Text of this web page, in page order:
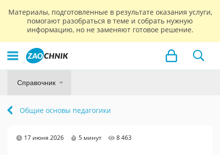
Материалы, подготовленные в результате оказания услуги,
помогают разобраться в теме и собрать нужную
информацию, но не заменяют готовое решение.
Справочник
Общие основы педагогики
17 июня 2026 5 минут 8 463